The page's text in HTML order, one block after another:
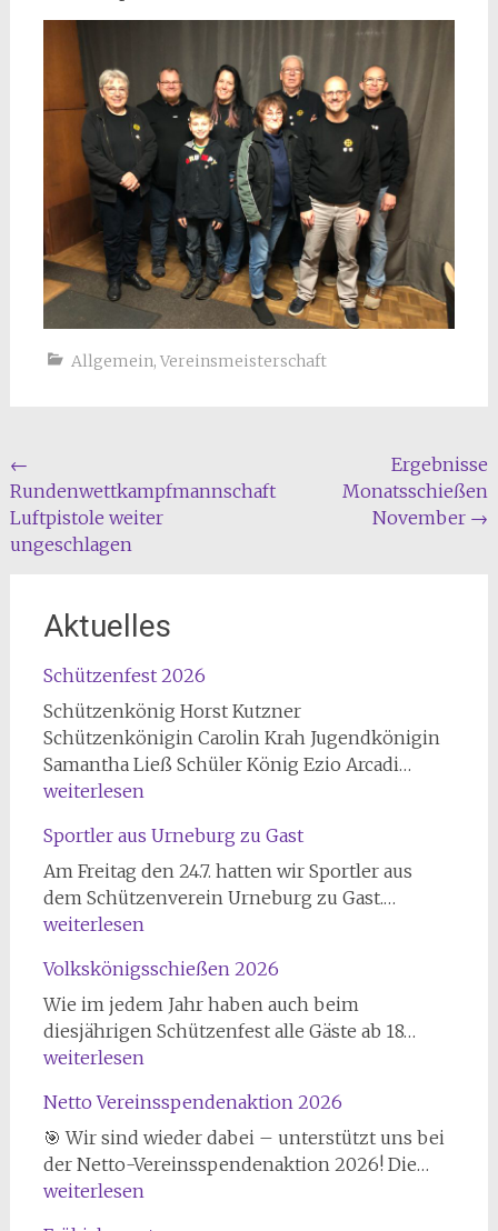
Allgemein, Vereinsmeisterschaft
Beitragsnavigation
←
Rundenwettkampfmannschaft
Luftpistole weiter
ungeschlagen
Ergebnisse
Monatsschießen
November →
Aktuelles
Schützenfest 2026
Schützenkönig Horst Kutzner
Schützenkönigin Carolin Krah Jugendkönigin
Samantha Ließ Schüler König Ezio Arcadi…
weiterlesen
Sportler aus Urneburg zu Gast
Am Freitag den 24.7. hatten wir Sportler aus
dem Schützenverein Urneburg zu Gast.…
weiterlesen
Volkskönigsschießen 2026
Wie im jedem Jahr haben auch beim
diesjährigen Schützenfest alle Gäste ab 18…
weiterlesen
Netto Vereinsspendenaktion 2026
🎯 Wir sind wieder dabei – unterstützt uns bei
der Netto-Vereinsspendenaktion 2026! Die…
weiterlesen